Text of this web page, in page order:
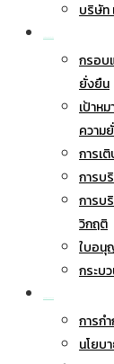
บริษัท
กรอบ
ยั่งยืน
เป้าห
ความ
การเ
การบ
การบ
วิกฤติ
ใบอนุ
กระบ
การก
นโยบ